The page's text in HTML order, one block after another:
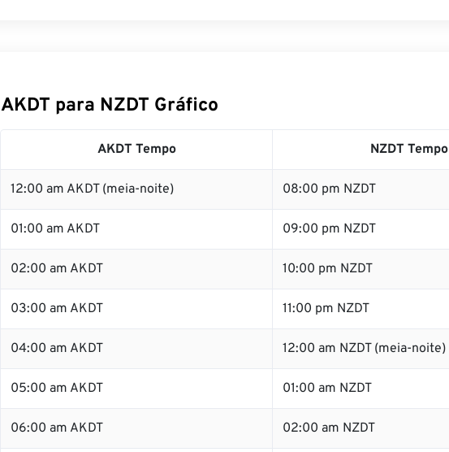
AKDT para NZDT Gráfico
AKDT Tempo NZDT Tempo
12:00 am AKDT (meia-noite) 08:00 pm NZDT
01:00 am AKDT 09:00 pm NZDT
02:00 am AKDT 10:00 pm NZDT
03:00 am AKDT 11:00 pm NZDT
04:00 am AKDT 12:00 am NZDT (meia-noite)
05:00 am AKDT 01:00 am NZDT
06:00 am AKDT 02:00 am NZDT